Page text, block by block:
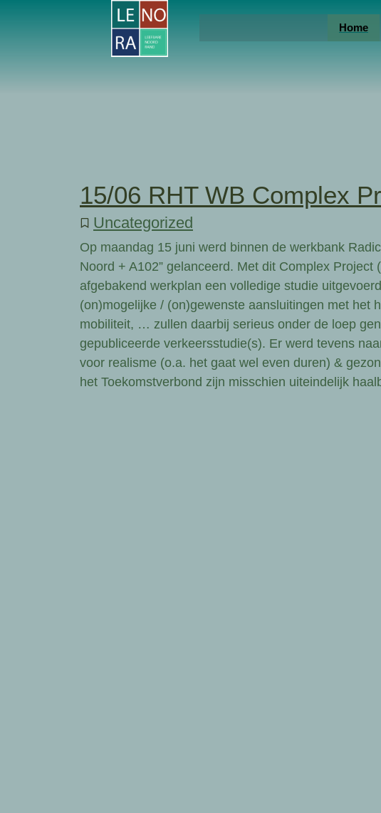
Home
15/06 RHT WB Complex
Uncategorized
Op maandag 15 juni werd binnen de werkbank
Noord + A102” gelanceerd. Met dit Complex
afgebakend werkplan een volledige studie
(on)mogelijke / (on)gewenste aansluitingen met het
mobiliteit, … zullen daarbij serieus onder de loep
gepubliceerde verkeersstudie(s). Er werd tevens
voor realisme (o.a. het gaat wel even duren) &
het Toekomstverbond zijn misschien uiteindelijk